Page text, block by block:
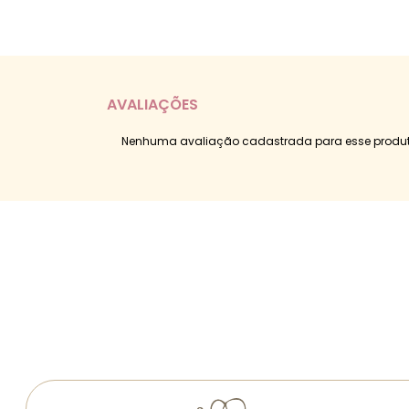
AVALIAÇÕES
Nenhuma avaliação cadastrada para esse